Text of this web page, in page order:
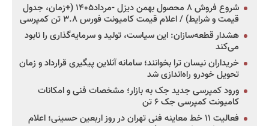
شروع فروش ۸ محصول بهمن دیزل -مرداد۱۴۰۵ (+زمان، جدول
قیمت و شرایط) / اعلام قیمت کامیونت فورس ۳.۸ تن کمپرسی
هشدار قطعه‌سازان: این سیاست، تولید و سرمایه‌گذاری را نابود
می‌کند
خریداران نیسان ترا بخوانند؛ سامانه آنلاین پیگیری قرارداد و زمان
تحویل خودرو راه‌اندازی شد
ورود کمپرسی جدید جک به بازار؛ مشخصات فنی و امکانات
کامیونت کمپرسی جک ۶ تن
فعالیت ۱۱ خط معاینه فنی تهران در روز اربعین حسینی؛ اعلام